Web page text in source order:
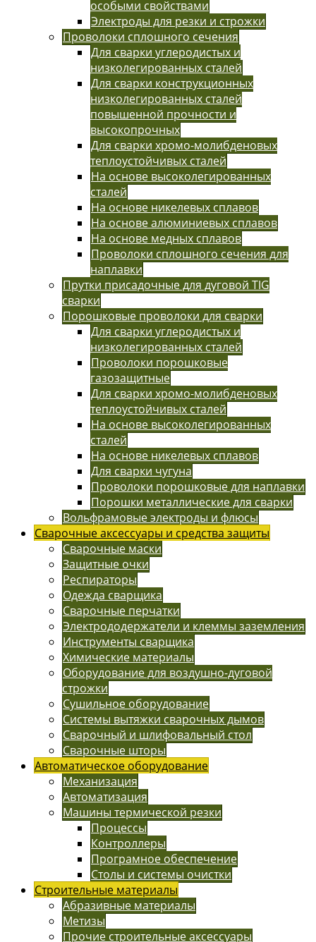
особыми свойствами
Электроды для резки и строжки
Проволоки сплошного сечения
Для сварки углеродистых и
низколегированных сталей
Для сварки конструкционных
низколегированных сталей
повышенной прочности и
высокопрочных
Для сварки хромо-молибденовых
теплоустойчивых сталей
На основе высоколегированных
сталей
На основе никелевых сплавов
На основе алюминиевых сплавов
На основе медных сплавов
Проволоки сплошного сечения для
наплавки
Прутки присадочные для дуговой TIG
сварки
Порошковые проволоки для сварки
Для сварки углеродистых и
низколегированных сталей
Проволоки порошковые
газозащитные
Для сварки хромо-молибденовых
теплоустойчивых сталей
На основе высоколегированных
сталей
На основе никелевых сплавов
Для сварки чугуна
Проволоки порошковые для наплавки
Порошки металлические для сварки
Вольфрамовые электроды и флюсы
Сварочные аксессуары и средства защиты
Сварочные маски
Защитные очки
Респираторы
Одежда сварщика
Сварочные перчатки
Электрододержатели и клеммы заземления
Инструменты сварщика
Химические материалы
Оборудование для воздушно-дуговой
строжки
Сушильное оборудование
Системы вытяжки сварочных дымов
Сварочный и шлифовальный стол
Сварочные шторы
Автоматическое оборудование
Механизация
Автоматизация
Машины термической резки
Процессы
Контроллеры
Програмное обеспечение
Столы и системы очистки
Строительные материалы
Абразивные материалы
Метизы
Прочие строительные аксессуары